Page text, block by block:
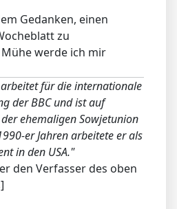
Gedanken, einen
zu
werde ich mir
für die internationale
der BBC und ist auf
ehemaligen Sowjetunion
er Jahren arbeitete er als
in den USA."
den Verfasser des oben